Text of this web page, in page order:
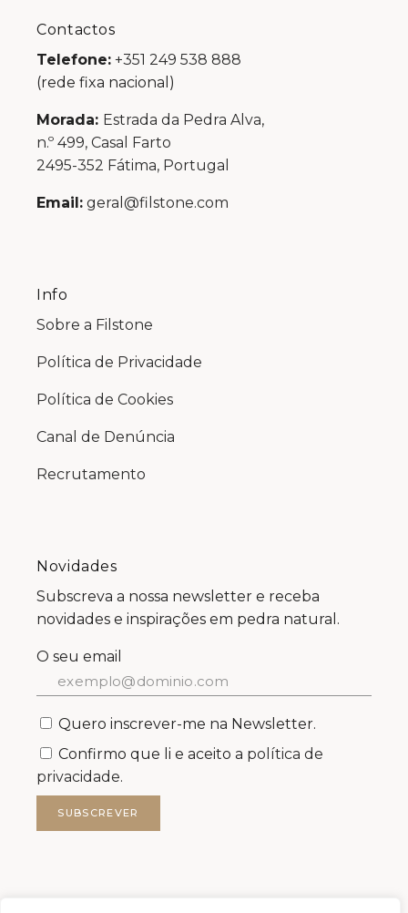
Contactos
Telefone: +351 249 538 888
(rede fixa nacional)
Morada: Estrada da Pedra Alva,
n.º 499, Casal Farto
2495-352 Fátima, Portugal
Email: geral@filstone.com
Info
Sobre a Filstone
Política de Privacidade
Política de Cookies
Canal de Denúncia
Recrutamento
Novidades
Subscreva a nossa newsletter e receba
novidades e inspirações em pedra natural.
O seu email
Quero inscrever-me na Newsletter.
Confirmo que li e aceito a política de
privacidade.
SUBSCREVER